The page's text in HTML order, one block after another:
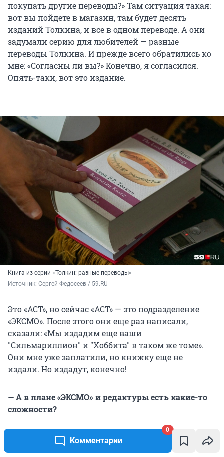
Комментарии
0
покупать другие переводы?» Там ситуация такая:
вот вы пойдете в магазин, там будет десять
изданий Толкина, и все в одном переводе. А они
задумали серию для любителей — разные
переводы Толкина. И прежде всего обратились ко
мне: «Согласны ли вы?» Конечно, я согласился.
Опять-таки, вот это издание.
Книга из серии «Толкин: разные переводы»
Источник: Сергей Федосеев / 59.RU
Это «АСТ», но сейчас «АСТ» — это подразделение
«ЭКСМО». После этого они еще раз написали,
сказали: «Мы издадим еще ваши
"Сильмариллион" и "Хоббита" в таком же томе».
Они мне уже заплатили, но книжку еще не
издали. Но издадут, конечно!
— А в плане «ЭКСМО» и редактуры есть какие-то
сложности?
— Ну понимаете, вот это тоже не мой перевод. Я
спросил, в каком виде будут издавать. «У нас есть